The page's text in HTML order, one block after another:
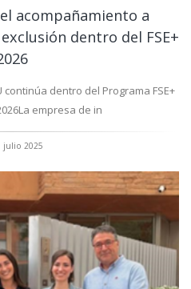
acompañamiento a
dentro del FSE+
continúa dentro del Programa FSE+
empresa de in
2025